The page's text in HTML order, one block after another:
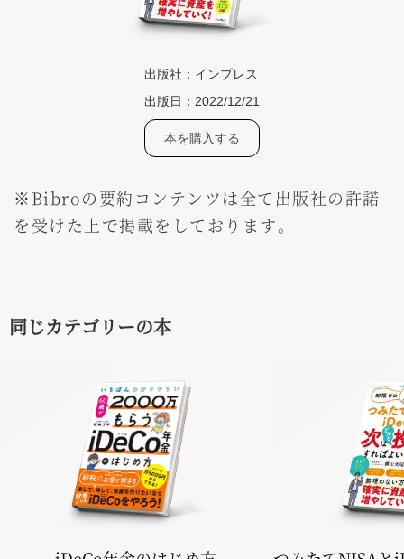
出版社： インプレス
出版日： 2022/12/21
本を購入する
※Bibroの要約コンテンツは全て出版社の許諾
を受けた上で掲載をしております。
同じカテゴリーの本